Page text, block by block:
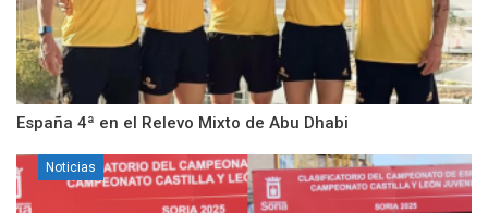
España 4ª en el Relevo Mixto de Abu Dhabi
Noticias